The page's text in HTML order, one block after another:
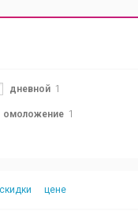
дневной 1
омоложение 1
цене